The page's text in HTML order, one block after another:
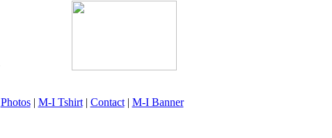
Photos| M-I Tshirt| Contact| M-I Banner